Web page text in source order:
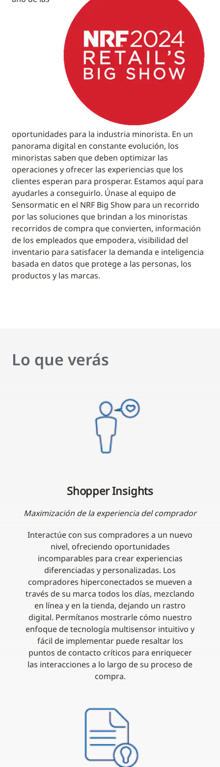
oportunidades para la industria minorista. En un
panorama digital en constante evolución, los
minoristas saben que deben optimizar las
operaciones y ofrecer las experiencias que los
clientes esperan para prosperar. Estamos aquí para
ayudarles a conseguirlo. Únase al equipo de
Sensormatic en el NRF Big Show para un recorrido
por las soluciones que brindan a los minoristas
recorridos de compra que convierten, información
de los empleados que empodera, visibilidad del
inventario para satisfacer la demanda e inteligencia
basada en datos que protege a las personas, los
productos y las marcas.
Lo que verás
Shopper Insights
Maximización de la experiencia del comprador
Interactúe con sus compradores a un nuevo
nivel, ofreciendo oportunidades
incomparables para crear experiencias
diferenciadas y personalizadas. Los
compradores hiperconectados se mueven a
través de su marca todos los días, mezclando
en línea y en la tienda, dejando un rastro
digital. Permítanos mostrarle cómo nuestro
enfoque de tecnología multisensor intuitivo y
fácil de implementar puede resaltar los
puntos de contacto críticos para enriquecer
las interacciones a lo largo de su proceso de
compra.